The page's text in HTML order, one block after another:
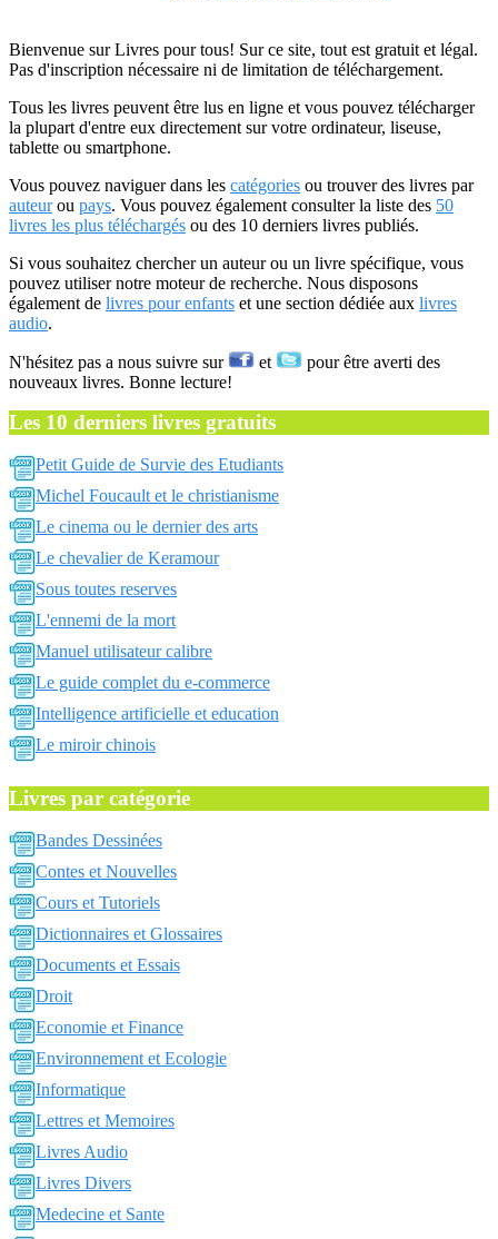
Bienvenue sur Livres pour tous! Sur ce site, tout est gratuit et légal.
Pas d'inscription nécessaire ni de limitation de téléchargement.
Tous les livres peuvent être lus en ligne et vous pouvez télécharger
la plupart d'entre eux directement sur votre ordinateur, liseuse,
tablette ou smartphone.
Vous pouvez naviguer dans les catégories ou trouver des livres par
auteurou pays. Vous pouvez également consulter la liste des 50
livres les plus téléchargés ou des 10 derniers livres publiés.
Si vous souhaitez chercher un auteur ou un livre spécifique, vous
pouvez utiliser notre moteur de recherche. Nous disposons
également de livres pour enfants et une section dédiée aux livres
audio.
N'hésitez pas a nous suivre sur et
pour être averti des
nouveaux livres. Bonne lecture!
Les 10 derniers livres gratuits
Petit Guide de Survie des Etudiants
Michel Foucault et le christianisme
Le cinema ou le dernier des arts
Le chevalier de Keramour
Sous toutes reserves
L'ennemi de la mort
Manuel utilisateur calibre
Le guide complet du e-commerce
Intelligence artificielle et education
Le miroir chinois
Livres par catégorie
Bandes Dessinées
Contes et Nouvelles
Cours et Tutoriels
Dictionnaires et Glossaires
Documents et Essais
Droit
Economie et Finance
Environnement et Ecologie
Informatique
Lettres et Memoires
Livres Audio
Livres Divers
Medecine et Sante